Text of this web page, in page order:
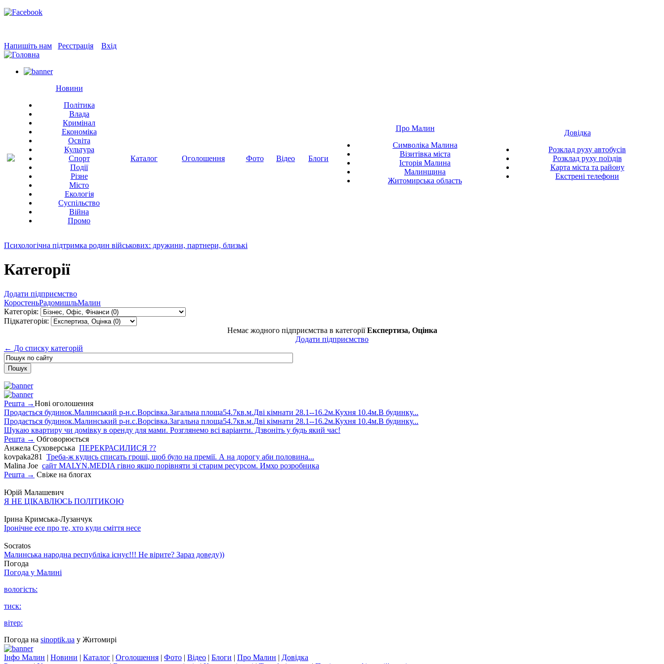
Напишіть нам Реєстрація Вхід
Новини
Політика
Влада
Кримінал
Економіка
Освіта
Культура
Спорт
Події
Різне
Місто
Екологія
Суспільство
Війна
Промо
Каталог Оголошення Фото Відео Блоги
Про Малин
Символіка Малина
Візитівка міста
Історія Малина
Малинщина
Житомирська область
Довідка
Розклад руху автобусів
Розклад руху поїздів
Карта міста та району
Екстрені телефони
Психологічна підтримка родин військових: дружини, партнери, близькі
Категорії
Додати підприємство
КоростеньРадомишльМалин
Категорія:
Підкатегорія:
Немає жодного підприємства в категоріїЕкспертиза, Оцінка
Додати підприємство
← До списку категорій
Решта →Нові оголошення
Продається будинок.Малинський р-н.с.Ворсівка.Загальна площа54.7кв.м.Дві кімнати 28.1--16.2м.Кухня 10.4м.В будинку...
Продається будинок.Малинський р-н.с.Ворсівка.Загальна площа54.7кв.м.Дві кімнати 28.1--16.2м.Кухня 10.4м.В будинку...
Шукаю квартиру чи домівку в оренду для мами. Розглянемо всі варіанти. Дзвоніть у будь який час!
Решта → Обговорюється
Анжела Суховерська ПЕРЕКРАСИЛИСЯ ??
kovpaka281
Треба-ж кудись списать гроші, щоб було на премії. А на дорогу аби половина...
Malina Joe сайт MALYN.MEDIA гiвно якщо порiвняти зi старим ресурсом. Имхо розробника
Решта → Свіже на блогах
Юрій Малашевич
Я НЕ ЦІКАВЛЮСЬ ПОЛІТИКОЮ
Ірина Кримська-Лузанчук
Іронічне есе про те, хто куди сміття несе
Socratos
Малинська народна республіка існує!!! Не вірите? Зараз доведу))
Погода
Погода у Малині
вологість:
тиск:
вітер:
Погода на sinoptik.ua у Житомирі
Інфо Малин | Новини | Каталог | Оголошення | Фото | Відео | Блоги | Про Малин | Довідка